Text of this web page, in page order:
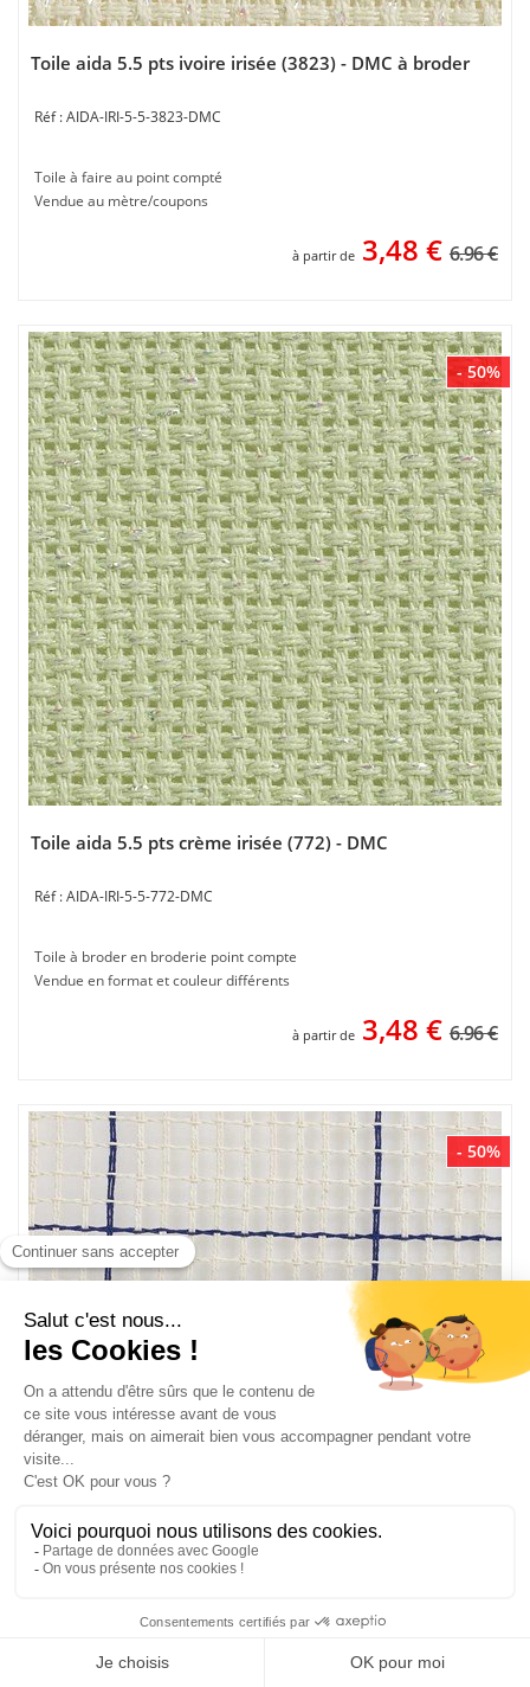
Toile aida 5.5 pts ivoire irisée (3823) - DMC à broder
AIDA-IRI-5-5-3823-DMC
Toile à faire au point compté
Vendue au mètre/coupons
à partir de 3,48 € 6.96 €
- 50%
Toile aida 5.5 pts crème irisée (772) - DMC
AIDA-IRI-5-5-772-DMC
Toile à broder en broderie point compte
Vendue en format et couleur différents
à partir de 3,48 € 6.96 €
- 50%
Toile canevas interlock vierge 1.3 pts blanc de dmc à